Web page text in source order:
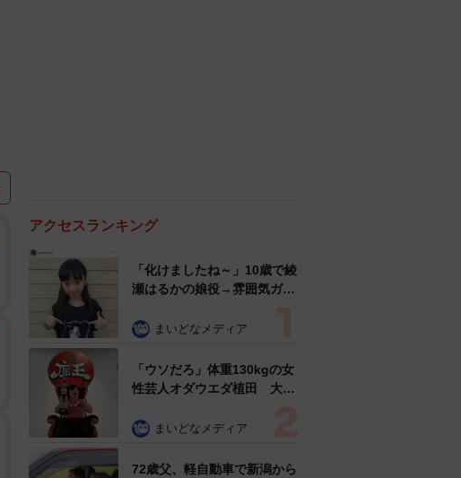
アクセスランキング
「化けましたね～」10歳で綾
瀬はるかの娘役→雰囲気ガラ
雰囲気が」「宝塚に入れそ
まいどなメディア
「ウソだろ」体重130kgの女
性芸人オダウエダ植田 大学
で」 まいどなメディア
72歳父、軽自動車で新潟から